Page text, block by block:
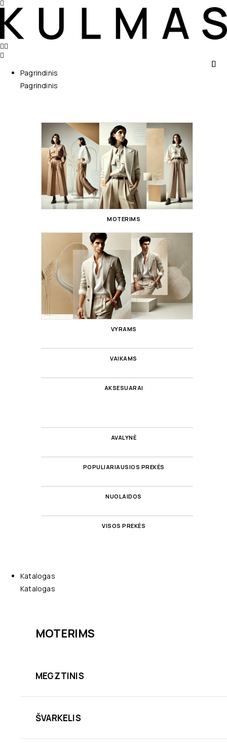
Pagrindinis
Pagrindinis
MOTERIMS
VYRAMS
VAIKAMS
AKSESUARAI
AVALYNĖ
POPULIARIAUSIOS PREKĖS
NUOLAIDOS
VISOS PREKĖS
Katalogas
Katalogas
MOTERIMS
MEGZTINIS
ŠVARKELIS